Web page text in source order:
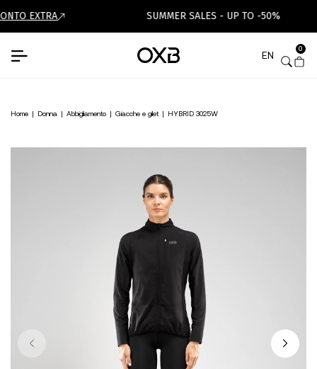
EXTRA SUMMER SALES - UP TO -50%
EN
0
Home | Donna | Abbigliamento | Giacche e gilet | HYBRID 3025W